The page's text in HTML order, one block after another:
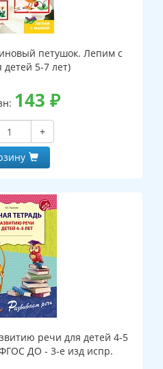
петушок. Лепим с
5-7 лет)
143 ₽
+
речи для детей 4-5
ФГОС ДО - 3-е изд испр.